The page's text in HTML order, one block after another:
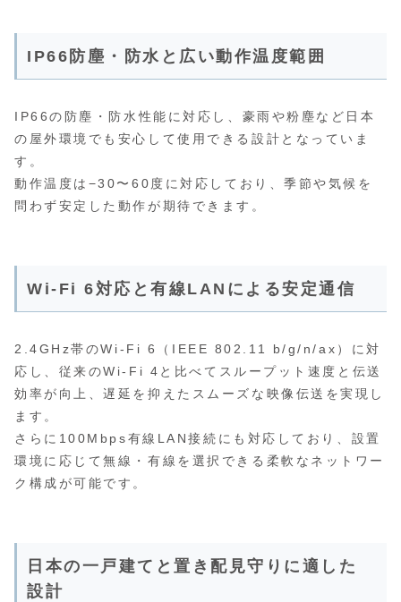
IP66防塵・防水と広い動作温度範囲
IP66の防塵・防水性能に対応し、豪雨や粉塵など日本
の屋外環境でも安心して使用できる設計となっていま
す。
動作温度は−30〜60度に対応しており、季節や気候を
問わず安定した動作が期待できます。
Wi‑Fi 6対応と有線LANによる安定通信
2.4GHz帯のWi‑Fi 6（IEEE 802.11 b/g/n/ax）に対
応し、従来のWi‑Fi 4と比べてスループット速度と伝送
効率が向上、遅延を抑えたスムーズな映像伝送を実現し
ます。
さらに100Mbps有線LAN接続にも対応しており、設置
環境に応じて無線・有線を選択できる柔軟なネットワー
ク構成が可能です。
日本の一戸建てと置き配見守りに適した
設計